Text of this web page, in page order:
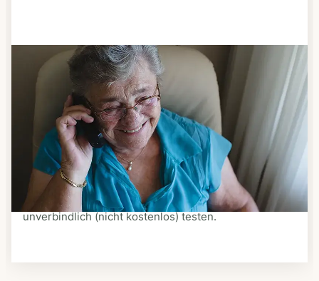
Schritt 3
Bestellen & liefern lassen
Suchen Sie sich aus dem Speiseplan Ihres Anbieters
aus, was Ihnen schmeckt. Bestellen Sie telefonisch,
schriftlich oder im Online-Shop Ihres Anbieters.
Ein Kurier liefert Ihnen das bestellte Essen zum
vereinbarten Zeitpunkt nach Hause. Bei vielen
Anbietern können Sie Essen auf Rädern auch
unverbindlich (nicht kostenlos) testen.